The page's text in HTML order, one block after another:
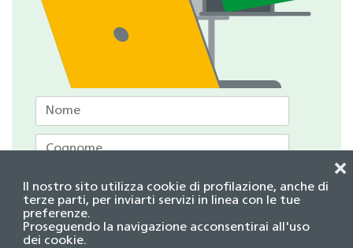
Il nostro sito utilizza cookie di profilazione, anche di
terze parti, per inviarti servizi in linea con le tue
preferenze.
Proseguendo la navigazione acconsentirai all'uso
dei cookie.
❌